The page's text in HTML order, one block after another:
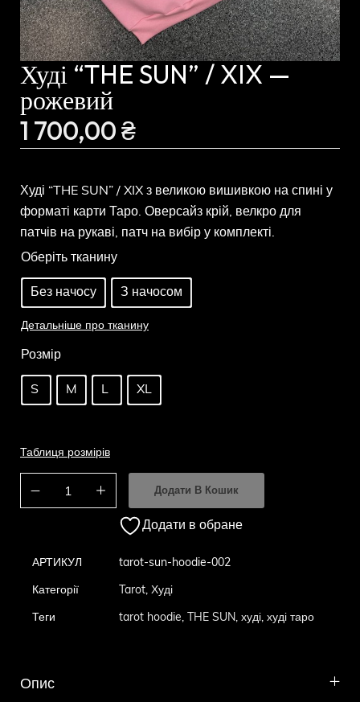
Худі “THE SUN” / XIX —
рожевий
1 700,00₴
Худі “THE SUN” / XIX з великою вишивкою на спині у
форматі карти Таро. Оверсайз крій, велкро для
патчів на рукаві, патч на вибір у комплекті.
Оберіть тканину
Без начосу З начосом
Детальніше про тканину
Розмір
S M L XL
Таблиця розмірів
Додати В Кошик
Додати в обране
АРТИКУЛ tarot-sun-hoodie-002
Категорії Tarot, Худі
Теги tarot hoodie, THE SUN, худі, худі таро
Опис